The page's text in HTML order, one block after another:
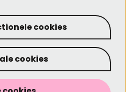
Theater
cookies
cookies